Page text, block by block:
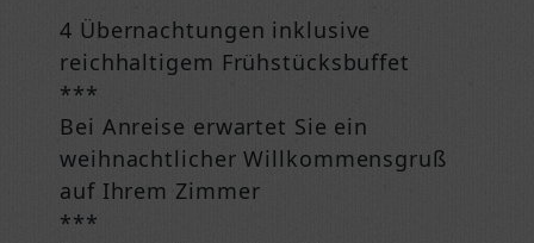
4 Übernachtungen inklusive
reichhaltigem Frühstücksbuffet
***
Bei Anreise erwartet Sie ein
weihnachtlicher Willkommensgruß
auf Ihrem Zimmer
***